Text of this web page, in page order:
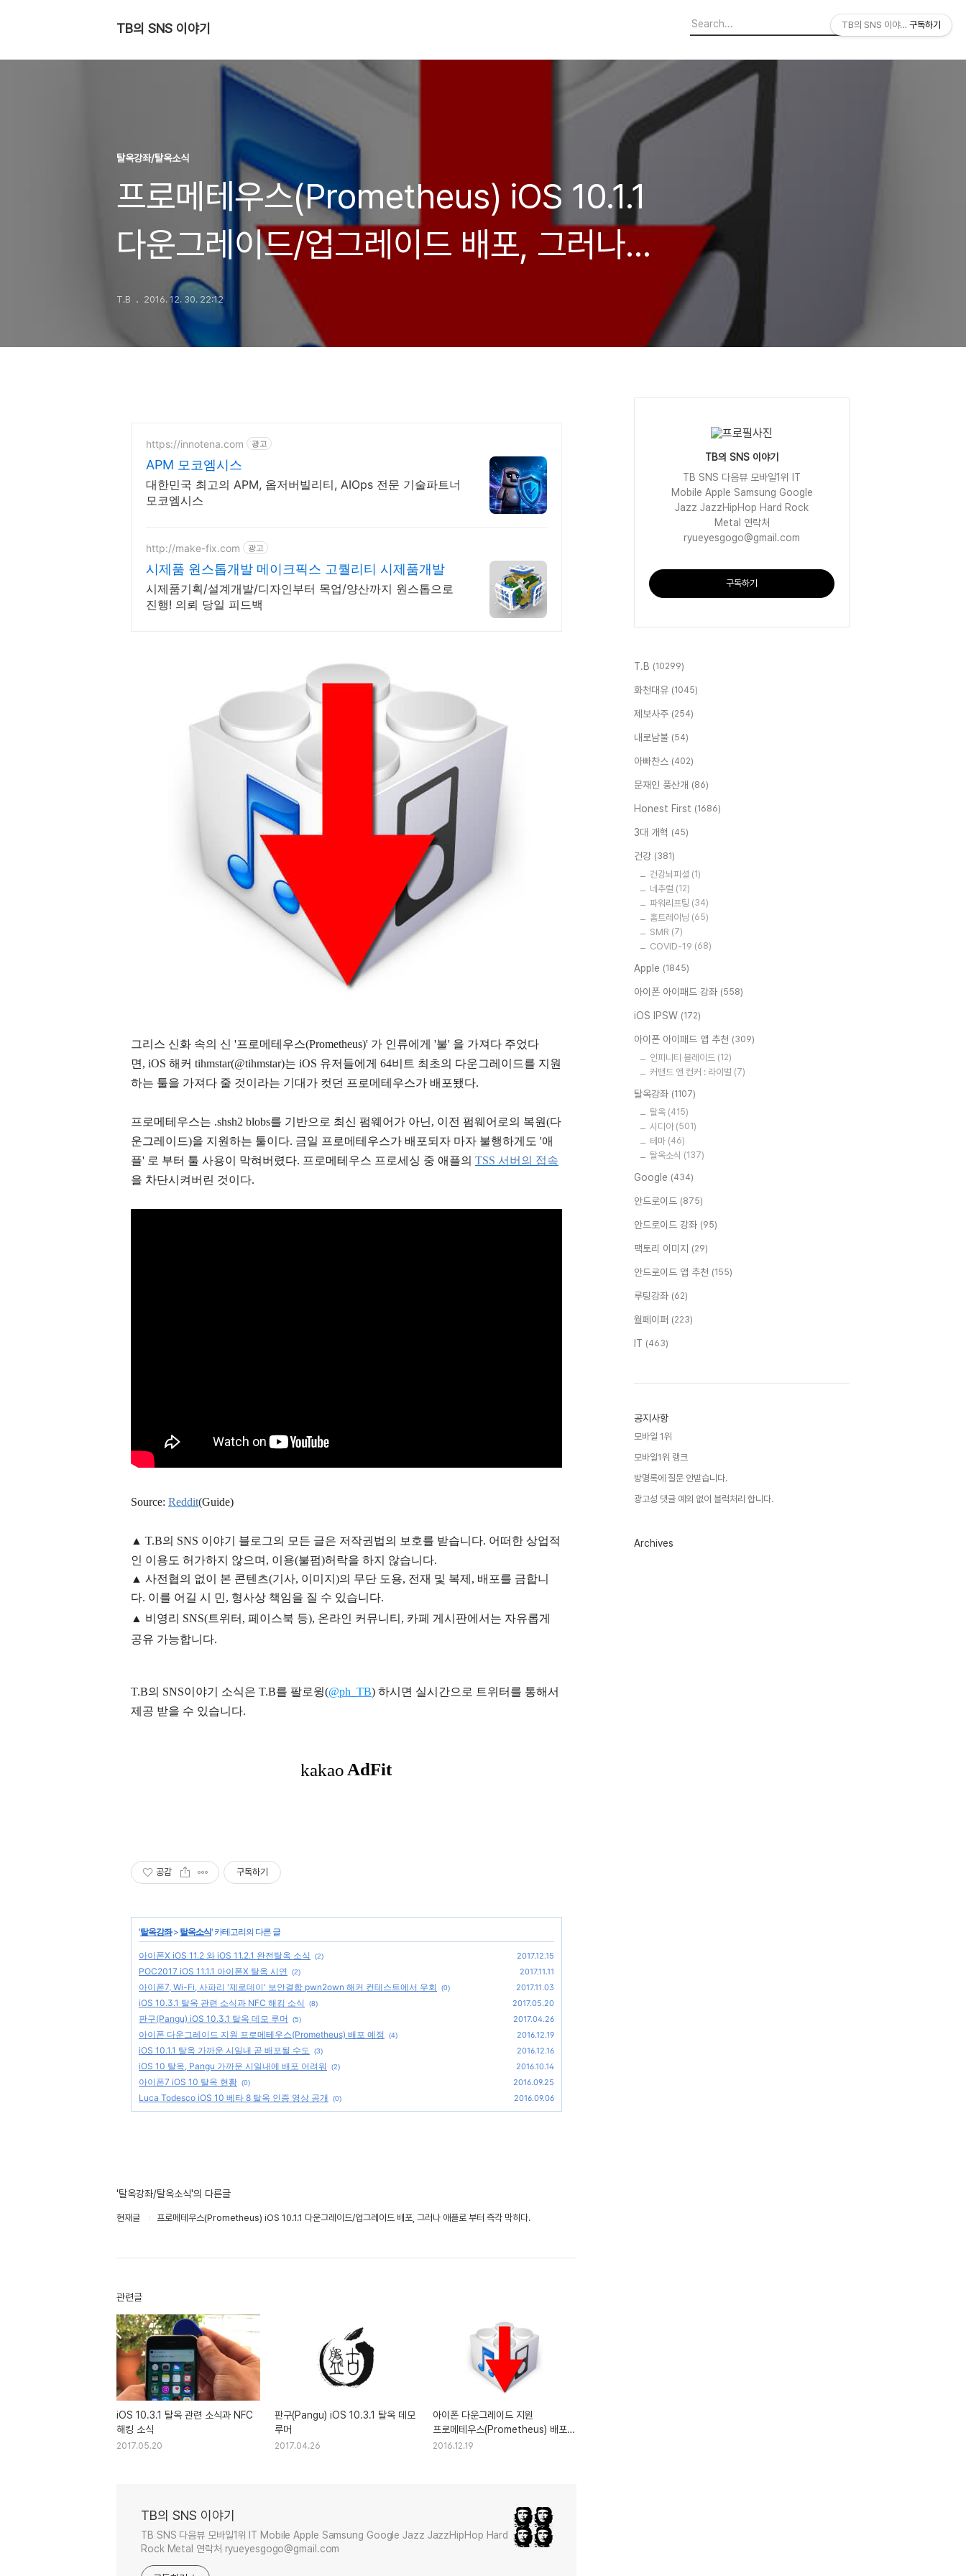
TB의 SNS 이야기
탈옥강좌/탈옥소식
프로메테우스(Prometheus) iOS 10.1.1
다운그레이드/업그레이드 배포, 그러나
애플로 부터 즉각 막히다.
T.B 2016. 12. 30. 22:12
https://innotena.com 광고
APM 모코엠시스
대한민국 최고의 APM, 옵저버빌리티, AIOps 전문 기술파트너
모코엠시스
http://make-fix.com 광고
시제품 원스톱개발 메이크픽스 고퀄리티 시제품개발
시제품기획/설계개발/디자인부터 목업/양산까지 원스톱으로
진행! 의뢰 당일 피드백
그리스 신화 속의 신 '프로메테우스(Prometheus)' 가 인류에게 '불' 을 가져다 주었다
면, iOS 해커 tihmstar(@tihmstar)는 iOS 유저들에게 64비트 최초의 다운그레이드를 지원
하는 툴을 가져다 줄 것이라는 기대가 컷던 프로메테우스가 배포됐다.
프로메테우스는 .shsh2 blobs를 기반으로 최신 펌웨어가 아닌, 이전 펌웨어로의 복원(다
운그레이드)을 지원하는 툴이다. 금일 프로메테우스가 배포되자 마자 불행하게도 '애
플' 로 부터 툴 사용이 막혀버렸다. 프로메테우스 프로세싱 중 애플의 TSS 서버의 접속
을 차단시켜버린 것이다.
Source: Reddit(Guide)
▲ T.B의 SNS 이야기 블 로그의 모든 글은 저작권법의 보호를 받습니다. 어떠한 상업적
인 이용도 허가하지 않으며, 이용(불펌)허락을 하지 않습니다.
▲ 사전협의 없이 본 콘텐츠(기사, 이미지)의 무단 도용, 전재 및 복제, 배포를 금합니
다. 이를 어길 시 민, 형사상 책임을 질 수 있습니다.
▲ 비영리 SNS(트위터, 페이스북 등), 온라인 커뮤니티, 카페 게시판에서는 자유롭게
공유 가능합니다.
T.B의 SNS이야기 소식은 T.B를 팔로윙(@ph_TB) 하시면 실시간으로 트위터를 통해서
제공 받을 수 있습니다.
공감 구독하기
'탈옥강좌> 탈옥소식' 카테고리의 다른 글
아이폰X iOS 11.2 와 iOS 11.2.1 완전탈옥 소식 (2) 2017.12.15
POC2017 iOS 11.1.1 아이폰X 탈옥 시연 (2) 2017.11.11
아이폰7, Wi-Fi, 사파리 '제로데이' 보안결함 pwn2own 해커 컨테스트에서 우회 (0) 2017.11.03
iOS 10.3.1 탈옥 관련 소식과 NFC 해킹 소식 (8) 2017.05.20
판구(Pangu) iOS 10.3.1 탈옥 데모 루머 (5) 2017.04.26
아이폰 다운그레이드 지원 프로메테우스(Prometheus) 배포 예정 (4) 2016.12.19
iOS 10.1.1 탈옥 가까운 시일내 곧 배포될 수도 (3) 2016.12.16
iOS 10 탈옥, Pangu 가까운 시일내에 배포 어려워 (2) 2016.10.14
아이폰7 iOS 10 탈옥 현황 (0) 2016.09.25
Luca Todesco iOS 10 베타 8 탈옥 인증 영상 공개 (0) 2016.09.06
'탈옥강좌/탈옥소식'의 다른글
현재글 프로메테우스(Prometheus) iOS 10.1.1 다운그레이드/업그레이드 배포, 그러나 애플로 부터 즉각 막히다.
관련글
iOS 10.3.1 탈옥 관련 소식과 NFC
해킹 소식
2017.05.20
판구(Pangu) iOS 10.3.1 탈옥 데모
루머
2017.04.26
아이폰 다운그레이드 지원
프로메테우스(Prometheus) 배포
예정
2016.12.19
TB의 SNS 이야기
TB SNS 다음뷰 모바일1위 IT Mobile Apple Samsung Google Jazz JazzHipHop Hard
Rock Metal 연락처 ryueyesgogo@gmail.com
TB의 SNS 이야기
TB SNS 다음뷰 모바일1위 IT
Mobile Apple Samsung Google
Jazz JazzHipHop Hard Rock
Metal 연락처
ryueyesgogo@gmail.com
구독하기
T.B (10299)
화천대유 (1045)
제보사주 (254)
내로남불 (54)
아빠찬스 (402)
문재인 풍산개 (86)
Honest First (1686)
3대 개혁 (45)
건강 (381)
건강뇌피셜 (1)
네추럴 (12)
파워리프팅 (34)
홈트레이닝 (65)
SMR (7)
COVID-19 (68)
Apple (1845)
아이폰 아이패드 강좌 (558)
iOS IPSW (172)
아이폰 아이패드 앱 추천 (309)
인피니티 블레이드 (12)
커맨드 앤 컨커 : 라이벌 (7)
탈옥강좌 (1107)
탈옥 (415)
시디아 (501)
테마 (46)
탈옥소식 (137)
Google (434)
안드로이드 (875)
안드로이드 강좌 (95)
팩토리 이미지 (29)
안드로이드 앱 추천 (155)
루팅강좌 (62)
월페이퍼 (223)
IT (463)
공지사항
모바일 1위
모바일1위 랭크
방명록에 질문 안받습니다.
광고성 댓글 예외 없이 블럭처리 합니다.
Archives
TB의 SNS 이야기 구독하기